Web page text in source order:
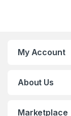
My Account
About Us
Marketplace